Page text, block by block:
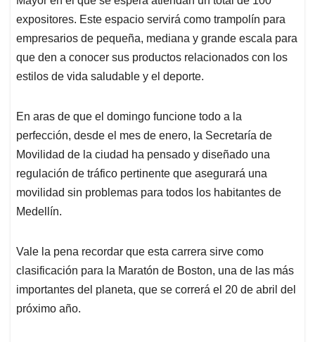
expositores. Este espacio servirá como trampolín para
empresarios de pequeña, mediana y grande escala para
que den a conocer sus productos relacionados con los
estilos de vida saludable y el deporte.
En aras de que el domingo funcione todo a la
perfección, desde el mes de enero, la Secretaría de
Movilidad de la ciudad ha pensado y diseñado una
regulación de tráfico pertinente que asegurará una
movilidad sin problemas para todos los habitantes de
Medellín.
Vale la pena recordar que esta carrera sirve como
clasificación para la Maratón de Boston, una de las más
importantes del planeta, que se correrá el 20 de abril del
próximo año.